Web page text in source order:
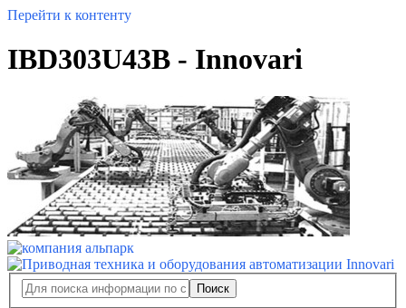
Перейти к контенту
IBD303U43B - Innovari
Поиск